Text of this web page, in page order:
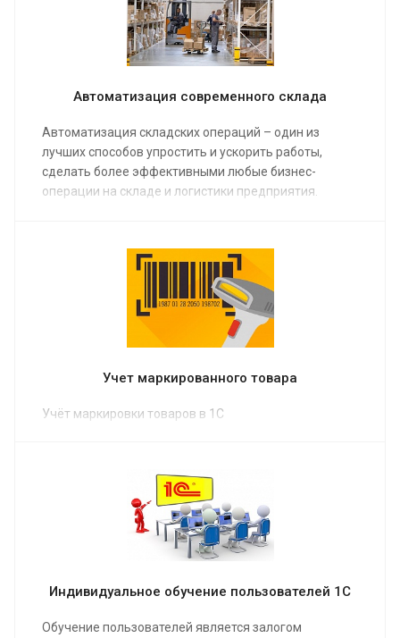
Автоматизация современного склада
Автоматизация складских операций – один из
лучших способов упростить и ускорить работы,
сделать более эффективными любые бизнес-
операции на складе и логистики предприятия.
Учет маркированного товара
Учёт маркировки товаров в 1С
Индивидуальное обучение пользователей 1С
Обучение пользователей является залогом